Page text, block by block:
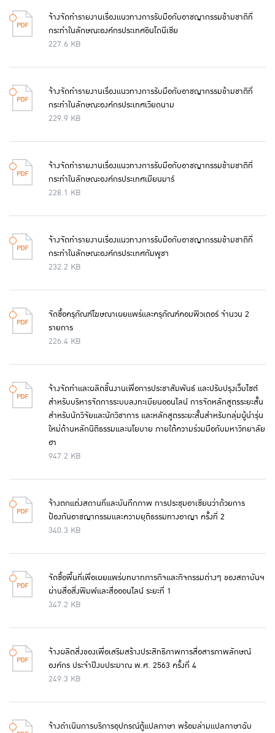
จ้างจัดทำรายงานเรื่องแนวทางการรับมือกับอาชญากรรมข้ามชาติที่
กระทำในลักษณะองค์กรประเทศอินโดนีเซีย
227.6 KB
จ้างจัดทำรายงานเรื่องแนวทางการรับมือกับอาชญากรรมข้ามชาติที่
กระทำในลักษณะองค์กรประเทศเวียดนาม
229.9 KB
จ้างจัดทำรายงานเรื่องแนวทางการรับมือกับอาชญากรรมข้ามชาติที่
กระทำในลักษณะองค์กรประเทศเมียนมาร์
228.1 KB
จ้างจัดทำรายงานเรื่องแนวทางการรับมือกับอาชญากรรมข้ามชาติที่
กระทำในลักษณะองค์กรประเทศกัมพูชา
232.2 KB
จัดซื้อครุภัณฑ์โฆษณาเผยแพร่และครุภัณฑ์คอมพิวเตอร์ จำนวน 2
รายการ
226.4 KB
จ้างจัดทำและผลิตชิ้นงานเพื่อการประชาสัมพันธ์ และปรับปรุงเว็บไซต์
สำหรับบริหารจัดการระบบลงทะเบียนออนไลน์ การจัดหลักสูตรระยะสั้น
สำหรับนักวิจัยและนักวิชาการ และหลักสูตรระยะสั้นสำหรับกลุ่มผู้นำรุ่น
ใหม่ด้านหลักนิติธรรมและนโยบาย ภายใต้ความร่วมมือกับมหาวิทยาลัย
ฮา
947.2 KB
จ้างตกแต่งสถานที่และบันทึกภาพ การประชุมอาเซียนว่าด้วยการ
ป้องกันอาชญากรรมและความยุติธรรมทางอาญา ครั้งที่ 2
340.3 KB
จัดซื้อพื้นที่เพื่อเผยแพร่บทบาทภารกิจและกิจกรรมต่างๆ ของสถาบันฯ
ผ่านสื่อสิ่งพิมพ์และสื่อออนไลน์ ระยะที่ 1
347.2 KB
จ้างผลิตสิ่งของเพื่อเสริมสร้างประสิทธิภาพการสื่อสารภาพลักษณ์
องค์กร ประจำปีงบประมาณ พ.ศ. 2563 ครั้งที่ 4
249.3 KB
จ้างดำเนินการบริการอุปกรณ์ตู้แปลภาษา พร้อมล่ามแปลภาษาฉับ